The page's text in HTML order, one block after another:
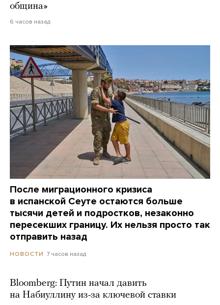
община»
6 часов назад
После миграционного кризиса
в испанской Сеуте остаются больше
тысячи детей и подростков, незаконно
пересекших границу. Их нельзя просто так
отправить назад
НОВОСТИ 7 часов назад
Bloomberg: Путин начал давить
на Набиуллину из-за ключевой ставки